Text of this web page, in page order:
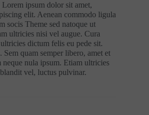
ipsum dolor sit amet,
elit. Aenean commodo ligula
socis Theme sed natoque ut
ultricies nisi vel augue. Cura
dictum felis eu pede sit.
Sem quam semper libero, amet et
neque nula ipsum. Etiam ultricies
vel, luctus pulvinar.